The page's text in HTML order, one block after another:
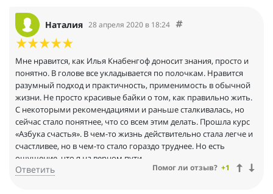
Наталия 28 апреля 2020 в 18:24
Мне нравится, как Илья Кнабенгоф доносит знания, просто и
понятно. В голове все укладывается по полочкам. Нравится
разумный подход и практичность, применимость в обычной
жизни. Не просто красивые байки о том, как правильно жить.
С некоторыми рекомендациями и раньше сталкивалась, но
сейчас стало понятнее, что со всем этим делать. Прошла курс
«Азбука счастья». В чем-то жизнь действительно стала легче и
счастливее, но в чем-то стало гораздо труднее. Но есть
ощущение, что я на верном пути.
Ответить Помог ли отзыв? +1